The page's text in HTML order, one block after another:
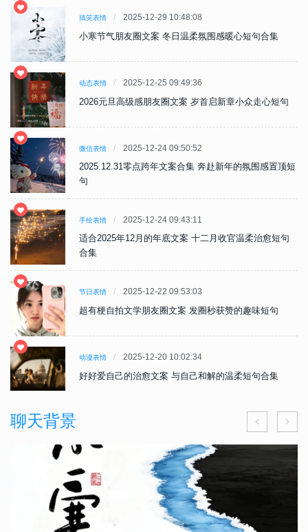
搞笑表情 2025-12-29 10:48:08
小寒节气朋友圈文案 冬日温柔氛围感暖心短句合集
动态表情 2025-12-25 09:49:36
2026元旦高级感朋友圈文案 岁首启新章小众走心短句
微信表情 2025-12-24 09:50:52
2025.12.31零点跨年文案合集 奔赴新年的氛围感置顶短
句
手绘表情 2025-12-24 09:43:11
适合2025年12月的年底文案 十二月收官温柔治愈短句
合集
节日表情 2025-12-22 09:53:03
超有梗自拍文学朋友圈文案 发圈秒获赞的趣味短句
动漫表情 2025-12-20 10:02:34
好好爱自己的治愈文案 与自己和解的温柔短句合集
聊天背景